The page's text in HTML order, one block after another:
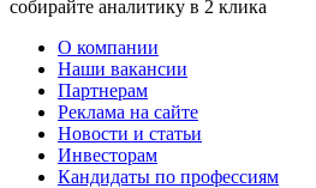
собирайте аналитику в 2 клика
О компании
Наши вакансии
Партнерам
Реклама на сайте
Новости и статьи
Инвесторам
Кандидаты по профессиям